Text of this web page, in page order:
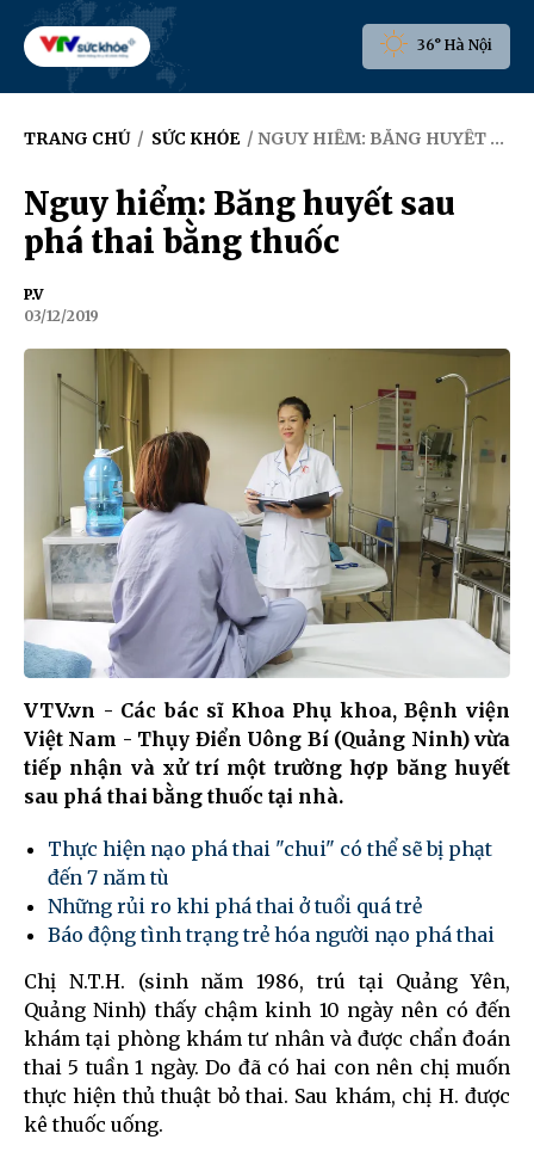
36° Hà Nội
TRANG CHỦ / SỨC KHỎE / NGUY HIỂM: BĂNG HUYẾT SAU PHÁ THAI BẰNG THUỐC
Nguy hiểm: Băng huyết sau
phá thai bằng thuốc
P.V
03/12/2019
VTV.vn - Các bác sĩ Khoa Phụ khoa, Bệnh viện
Việt Nam - Thụy Điển Uông Bí (Quảng Ninh) vừa
tiếp nhận và xử trí một trường hợp băng huyết
sau phá thai bằng thuốc tại nhà.
Thực hiện nạo phá thai "chui" có thể sẽ bị phạt
đến 7 năm tù
Những rủi ro khi phá thai ở tuổi quá trẻ
Báo động tình trạng trẻ hóa người nạo phá thai
Chị N.T.H. (sinh năm 1986, trú tại Quảng Yên,
Quảng Ninh) thấy chậm kinh 10 ngày nên có đến
khám tại phòng khám tư nhân và được chẩn đoán
thai 5 tuần 1 ngày. Do đã có hai con nên chị muốn
thực hiện thủ thuật bỏ thai. Sau khám, chị H. được
kê thuốc uống.